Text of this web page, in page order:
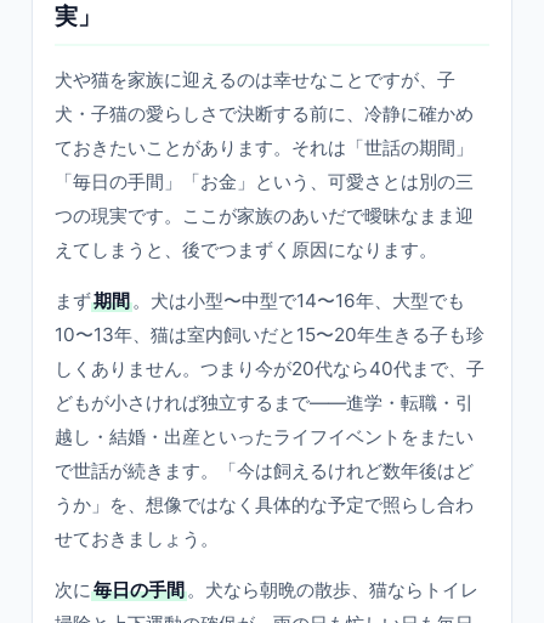
実」
犬や猫を家族に迎えるのは幸せなことですが、子
犬・子猫の愛らしさで決断する前に、冷静に確かめ
ておきたいことがあります。それは「世話の期間」
「毎日の手間」「お金」という、可愛さとは別の三
つの現実です。ここが家族のあいだで曖昧なまま迎
えてしまうと、後でつまずく原因になります。
まず期間。犬は小型〜中型で14〜16年、大型でも
10〜13年、猫は室内飼いだと15〜20年生きる子も珍
しくありません。つまり今が20代なら40代まで、子
どもが小さければ独立するまで——進学・転職・引
越し・結婚・出産といったライフイベントをまたい
で世話が続きます。「今は飼えるけれど数年後はど
うか」を、想像ではなく具体的な予定で照らし合わ
せておきましょう。
次に毎日の手間。犬なら朝晩の散歩、猫ならトイレ